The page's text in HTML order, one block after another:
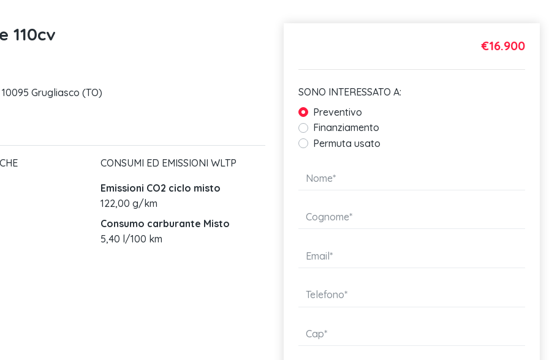
110cv
Grugliasco (TO)
CONSUMI ED EMISSIONI WLTP
Emissioni CO2 ciclo misto
122,00 g/km
Consumo carburante Misto
5,40 l/100 km
€16.900
SONO INTERESSATO A:
Preventivo
Finanziamento
Permuta usato